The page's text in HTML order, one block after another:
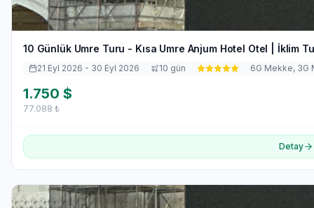
10 Günlük Umre Turu - Kısa Umre Anjum Hotel Otel | İklim
21 Eyl 2026 - 30 Eyl 2026 10 gün 6G Mekke, 3G
1.750 $
77.088 ₺
Detay